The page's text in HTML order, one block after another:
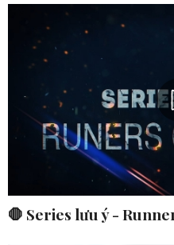
🛑 Series lưu ý -